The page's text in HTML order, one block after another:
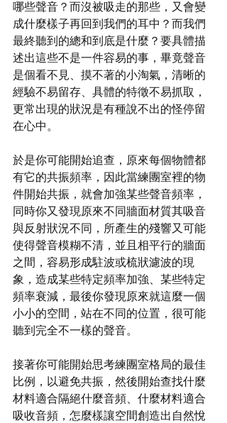
哪些聲音？而沒被吸走的那些，又會變
成什麼樣子再回到我們的耳中？而我們
最終聽到的總和到底是什麼？要具體描
述出這些不是一件容易的事，畢竟聲音
是個看不見、摸不著的小淘氣，清晰的
經驗不易留存、具體的特徵不易抓取，
更常出現的狀況是有種說不出的怪停留
在心中。
於是你可能開始追查，原來每個物體都
有它的共振頻率，因此當練團室裡的物
件開始共振，就會加強某些聲音頻率，
同時你又發現原來不同牆面材質其吸音
與反射狀況不同，所產生的殘響又可能
使得聲音模糊不清，並且相平行的牆面
之間，容易形成駐波或梳狀濾波的現
象，造成某些特定頻率加強、某些特定
頻率衰減，最後你發現原來就這麼一個
小小的空間，站在不同的位置，很可能
聽到完全不一樣的聲音。
接著你可能開始思考練團室格局的最佳
比例，以避免共振，然後開始查找什麼
材料適合隔絕什麼音頻、什麼材料適合
吸收音頻，怎麼樣讓空間創造出自然悅